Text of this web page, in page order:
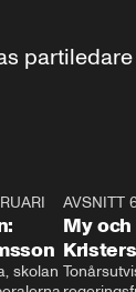
24:30
skolan
AVSNITT
My